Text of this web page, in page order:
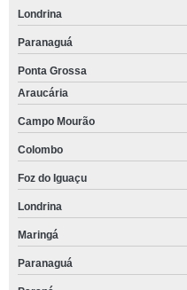
Londrina
Paranaguá
Ponta Grossa
Araucária
Campo Mourão
Colombo
Foz do Iguaçu
Londrina
Maringá
Paranaguá